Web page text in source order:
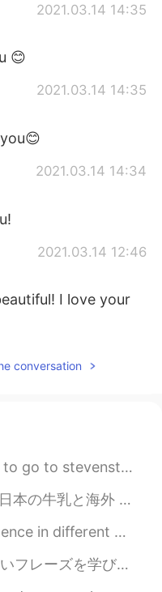
2021.03.14 14:35
😊
2021.03.14 14:35
2021.03.14 14:34
2021.03.14 12:46
I love your
2021.03.14 12:27
conversation
I found out that they have a piz...
厚な味がして好き嫌いがわかれる味がします。こっちの milk は水っぽくて味が...
...? 😄😄😁 "Hello. Sorry I don't...
チョコレート・チップ・ケーキを焼きました。グルテンフリーなので、私も食べ...